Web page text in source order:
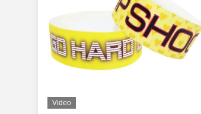
Video